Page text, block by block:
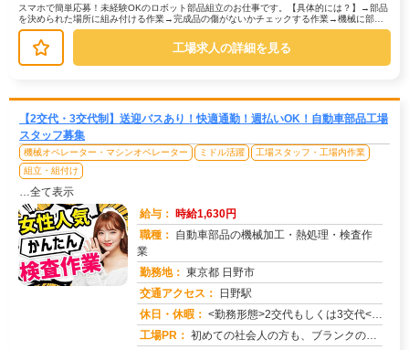
スマホで簡単応募！未経験OKのロボット部品組立のお仕事です。【具体的には？】→部品
を決められた場所に組み付ける作業→完成品の傷がないかチェックする作業→機械に部品
をセットしてボタンを押すだけの作...
工場求人の詳細を見る
【2交代・3交代制】送迎バスあり！快適通勤！週払いOK！自動車部品工場
スタッフ募集
機械オペレーター・マシンオペレーター ミドル活躍
工場スタッフ・工場内作業
組立・組付け
…全て表示
給与： 時給1,630円
職種： 自動車部品の機械加工・熱処理・検査作
業
勤務地： 東京都 日野市
交通アクセス：
日野駅
休日・休暇： <勤務形態>2交代もしくは3交代<休日>土日またはシフト制
工場PR： 初めての社会人の方も、ブランクのある方も安心！株式会社京栄センターで、新しい一歩を踏み出してみませんか？→充実のサ...